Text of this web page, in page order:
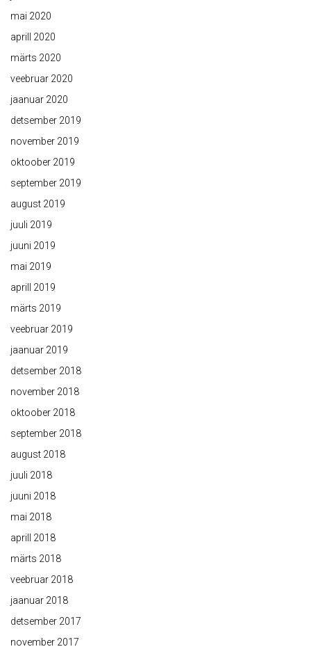
mai 2020
aprill 2020
märts 2020
veebruar 2020
jaanuar 2020
detsember 2019
november 2019
oktoober 2019
september 2019
august 2019
juuli 2019
juuni 2019
mai 2019
aprill 2019
märts 2019
veebruar 2019
jaanuar 2019
detsember 2018
november 2018
oktoober 2018
september 2018
august 2018
juuli 2018
juuni 2018
mai 2018
aprill 2018
märts 2018
veebruar 2018
jaanuar 2018
detsember 2017
november 2017